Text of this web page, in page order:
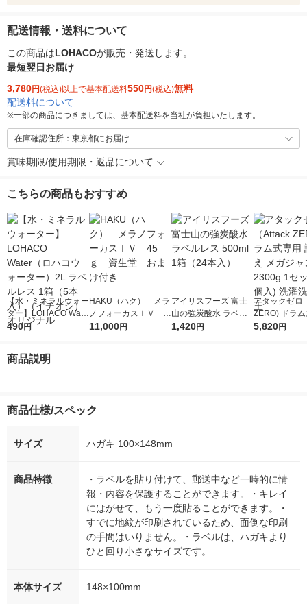
配送情報・送料について
この商品はLOHACOが販売・発送します。
最短翌日お届け
3,780円(税込)以上で基本配送料550円(税込)無料
配送料について
※一部の商品につきましては、基本配送料を当社が負担いたします。
在庫確認住所：東京都にお届け
賞味期限/使用期限・返品について
こちらの商品もおすすめ
【水・ミネラルウォー
ター】LOHACO Wate
r（ロハコウォータ
シ） オリジナル
490円
HAKU（ハク） メラ
ノフォーカスＩＶ 4
5ｇ 資生堂 おまけ
11,000円
アイリスフーズ 富士
山の強炭酸水 ラベル
レス 500ml 1箱（24
1,420円
アタックゼロ
ZERO) ドラ
詰め替え メガ
5,820円
商品説明
商品仕様/スペック
サイズ ハガキ 100×148mm
商品特徴
・ラベルを貼り付けて、郵送中など一時的に情
報・内容を保護することができます。・キレイ
にはがせて、もう一度貼ることができます。・
すでに地紋が印刷されているため、面倒な印刷
の手間はいりません。・ラベルは、ハガキより
ひと回り小さなサイズです。
本体サイズ 148×100mm